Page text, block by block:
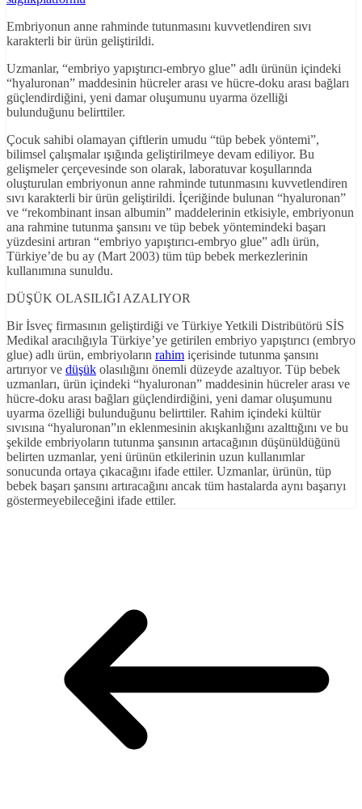
Embriyonun anne rahminde tutunmasını kuvvetlendiren sıvı
karakterli bir ürün geliştirildi.
Uzmanlar, “embriyo yapıştırıcı-embryo glue” adlı ürünün içindeki
“hyaluronan” maddesinin hücreler arası ve hücre-doku arası bağları
güçlendirdiğini, yeni damar oluşumunu uyarma özelliği
bulunduğunu belirttiler.
Çocuk sahibi olamayan çiftlerin umudu “tüp bebek yöntemi”,
bilimsel çalışmalar ışığında geliştirilmeye devam ediliyor. Bu
gelişmeler çerçevesinde son olarak, laboratuvar koşullarında
oluşturulan embriyonun anne rahminde tutunmasını kuvvetlendiren
sıvı karakterli bir ürün geliştirildi. İçeriğinde bulunan “hyaluronan”
ve “rekombinant insan albumin” maddelerinin etkisiyle, embriyonun
ana rahmine tutunma şansını ve tüp bebek yöntemindeki başarı
yüzdesini artıran “embriyo yapıştırıcı-embryo glue” adlı ürün,
Türkiye’de bu ay (Mart 2003) tüm tüp bebek merkezlerinin
kullanımına sunuldu.
DÜŞÜK OLASILIĞI AZALIYOR
Bir İsveç firmasının geliştirdiği ve Türkiye Yetkili Distribütörü SİS
Medikal aracılığıyla Türkiye’ye getirilen embriyo yapıştırıcı (embryo
glue) adlı ürün, embriyoların rahim içerisinde tutunma şansını
artırıyor ve düşük olasılığını önemli düzeyde azaltıyor. Tüp bebek
uzmanları, ürün içindeki “hyaluronan” maddesinin hücreler arası ve
hücre-doku arası bağları güçlendirdiğini, yeni damar oluşumunu
uyarma özelliği bulunduğunu belirttiler. Rahim içindeki kültür
sıvısına “hyaluronan”ın eklenmesinin akışkanlığını azalttığını ve bu
şekilde embriyoların tutunma şansının artacağının düşünüldüğünü
belirten uzmanlar, yeni ürünün etkilerinin uzun kullanımlar
sonucunda ortaya çıkacağını ifade ettiler. Uzmanlar, ürünün, tüp
bebek başarı şansını artıracağını ancak tüm hastalarda aynı başarıyı
göstermeyebileceğini ifade ettiler.